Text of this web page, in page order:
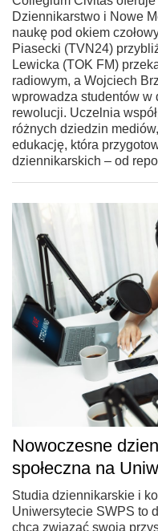
Dziennikarstwo i Nowe
naukę pod okiem
Piasecki (TVN24)
Lewicka (TOK FM)
radiowym, a Wojciech
wprowadza studentów w
rewolucji. Uczelnia
różnych dziedzin
edukację, która
dziennikarskich – od
Nowoczesne
społeczna na
Studia dziennikarskie i
Uniwersytecie SWPS to
chcą związać swoją